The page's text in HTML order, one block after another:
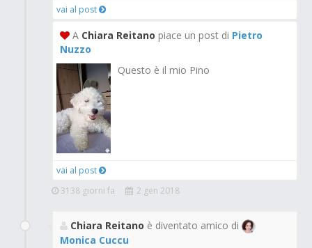
vai al post
A Chiara Reitano piace un post di Pietro
Nuzzo
Questo è il mio Pino
vai al post
3138 giorni fa
2 gen 2018
Chiara Reitano è diventato amico di
Monica Cuccu